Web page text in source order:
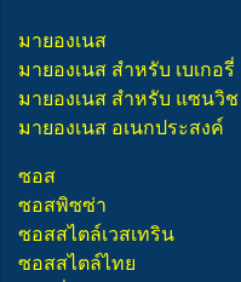
มายองเนส
มายองเนส สำหรับ เบเกอรี่
มายองเนส สำหรับ แซนวิช
มายองเนส อเนกประสงค์
ซอส
ซอสพิซซ่า
ซอสสไตล์เวสเทริน
ซอสสไตล์ไทย